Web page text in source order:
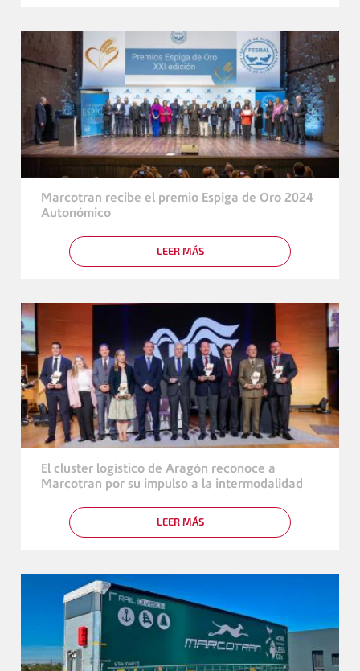
DISPONER
DE
UNA
FLOTA
PROPIA
DIVERSIFICADA
Marcotran recibe el premio Espiga de Oro 2024
Autonómico
LEER MÁSSOBRE
MARCOTRAN
PREMIO
ESPIGA
DE
ORO
2024
AUTONÓMICO
El cluster logístico de Aragón reconoce a
Marcotran por su impulso a la intermodalidad
LEER MÁSSOBRE
EL
ARAGÓN
RECONOCE
A
MARCOTRAN
POR